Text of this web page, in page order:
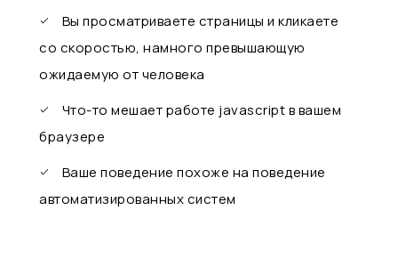
Вы просматриваете страницы и кликаете
со скоростью, намного превышающую
ожидаемую от человека
Что-то мешает работе javascript в вашем
браузере
Ваше поведение похоже на поведение
автоматизированных систем